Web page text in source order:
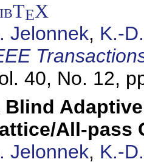
EX
Jelonnek, K.-
40, No. 12,
Blind
All-pass
Jelonnek, K.-